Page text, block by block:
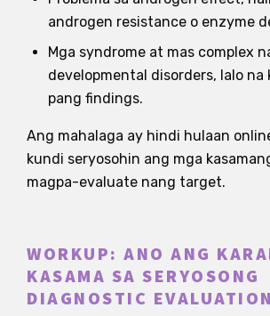
androgen resistance o enzyme
Mga syndrome at mas complex
developmental disorders, lalo na
pang findings.
Ang mahalaga ay hindi hulaan
kundi seryosohin ang mga
magpa-evaluate nang target.
WORKUP: ANO ANG
KASAMA SA SERYOSONG
DIAGNOSTIC EVALUATION